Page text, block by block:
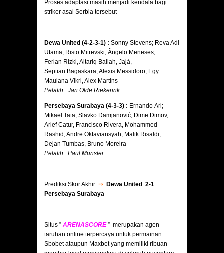
Proses adaptasi masih menjadi kendala bagi
striker asal Serbia tersebut
Dewa United (4-2-3-1) : Sonny Stevens; Reva Adi
Utama, Risto Mitrevski, Ângelo Meneses,
Ferian Rizki, Altariq Ballah, Jajá,
Septian Bagaskara, Alexis Messidoro, Egy
Maulana Vikri, Alex Martins
Pelatih : Jan Olde Riekerink
Persebaya Surabaya (4-3-3) : Ernando Ari;
Mikael Tata, Slavko Damjanović, Dime Dimov,
Arief Catur, Francisco Rivera, Mohammed
Rashid, Andre Oktaviansyah, Malik Risaldi,
Dejan Tumbas, Bruno Moreira
Pelatih : Paul Munster
Prediksi Skor Akhir ⇒ Dewa United 2-1
Persebaya Surabaya
Situs ” ARENASCORE” merupakan agen
taruhan online terpercaya untuk permainan
Sbobet ataupun Maxbet yang memiliki ribuan